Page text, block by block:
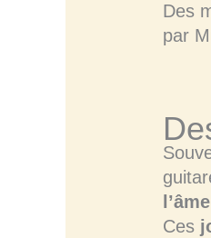
Des
par
Ces